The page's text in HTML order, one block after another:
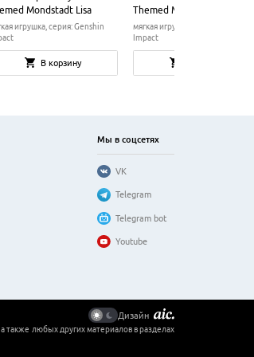
Mondstadt Lisa
игрушка, серия: Genshin
В корзину
Themed Mondstadt Barbara
мягкая игрушка, серия: Genshin
Impact
Мы в соцсетях
VK
Telegram
Telegram bot
Youtube
Дизайн
также любых других материалов в разделах